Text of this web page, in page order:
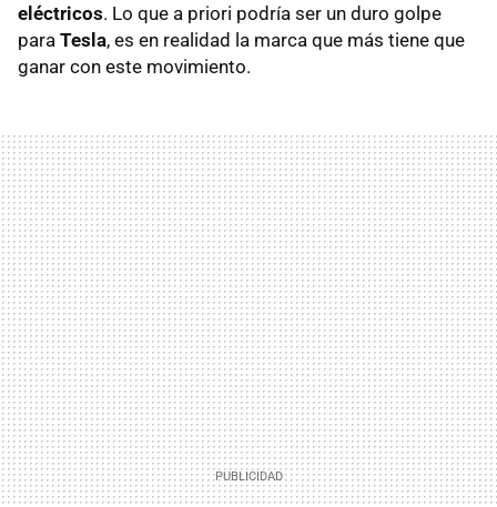
eléctricos. Lo que a priori podría ser un duro golpe
para Tesla, es en realidad la marca que más tiene que
ganar con este movimiento.